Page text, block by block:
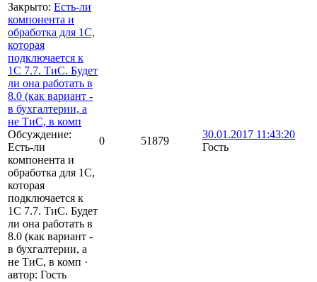
Закрыто: Есть-ли
компонента и
обработка для 1С,
которая
подключается к
1С 7.7. ТиС. Будет
ли она работать в
8.0 (как вариант -
в бухгалтерии, а
не ТиС, в комп
Обсуждение:
Есть-ли
компонента и
обработка для 1С,
которая
подключается к
1С 7.7. ТиС. Будет
ли она работать в
8.0 (как вариант -
в бухгалтерии, а
не ТиС, в комп ·
автор: Гость
0 51879
30.01.2017 11:43:20
Гость